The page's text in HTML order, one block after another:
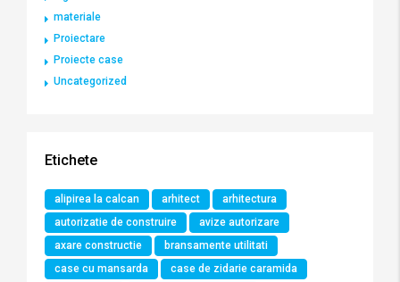
materiale
Proiectare
Proiecte case
Uncategorized
Etichete
alipirea la calcan arhitect
arhitectura
autorizatie de construire
avize autorizare
axare constructie
bransamente utilitati
case cu mansarda
case de zidarie caramida